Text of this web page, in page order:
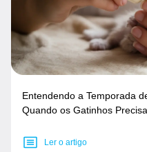
Entendendo a Temporada
Quando os Gatinhos
Ler o artigo